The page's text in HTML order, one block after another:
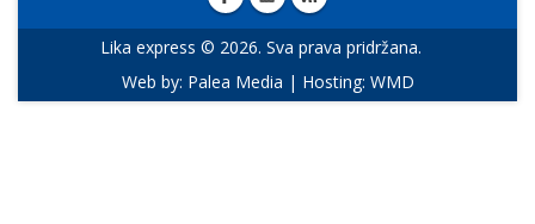
Lika express © 2026. Sva prava pridržana.
Web by: Palea Media | Hosting: WMD